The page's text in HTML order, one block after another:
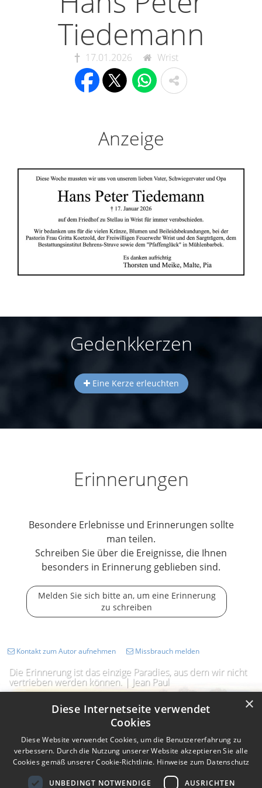
Tiedemann
17.01.2026 Wrist
Anzeige
Gedenkkerzen
Eine Kerze erleuchten
Erinnerungen
Besondere Erlebnisse und Erinnerungen sollte
man teilen.
Schreiben Sie über die Ereignisse, die Ihnen
besonders in Erinnerung geblieben sind.
Melden Sie sich bitte an, um eine Erinnerung
zu schreiben
Die Erinnerung ist das einzige Paradies, aus dem wir nicht
vertrieben werden können. | Jean Paul
Kontakt zum Autor aufnehmen Missbrauch melden
×
Diese Internetseite verwendet
Cookies
Diese Website verwendet Cookies, um die Benutzererfahrung zu
verbessern. Durch die Nutzung unserer Website akzeptieren Sie alle
Cookies gemäß unserer Cookie-Richtlinie. Hinweise zum Datenschutz
UNBEDINGT NOTWENDIGE AUSRICHTEN